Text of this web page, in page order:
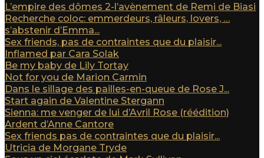
L’empire des dômes 2-l’avènement de Remi de Biasi
Recherche coloc: emmerdeurs, râleurs, lovers, …
s’abstenir d’Emma...
Sex friends, pas de contraintes que du plaisir...
Inflamed par Cara Solak
Be my baby de Lily Tortay
Not for you de Marion Carmin
Dans le sillage des pailles-en-queue de Rose J...
Start again de Valentine Stergann
Sienna: me venger de lui d’Avril Rose (réédition)
Ardent d’Anne Cantore
Sex friends pas de contraintes que du plaisir...
Utricia de Morgane Tryde